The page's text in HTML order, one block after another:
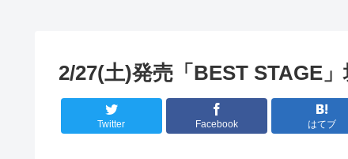
2/27(土)発売「BEST STAGE
Twitter Facebook はてブ